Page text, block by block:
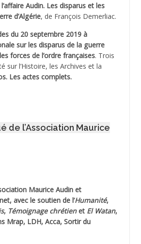
*
Audin. Les disparus et les
d’Algérie, de François Demerliac.
du 20 septembre 2019 à
sur les disparus de la guerre
forces de l’ordre françaises. Trois
sur l’Histoire, les Archives et la
Les actes complets.
de l’Association Maurice
Maurice Audinet
, avec le soutien de l’Humanité,
, Témoignage chrétienet El Watan,
Mrap, LDH, Acca, Sortir du